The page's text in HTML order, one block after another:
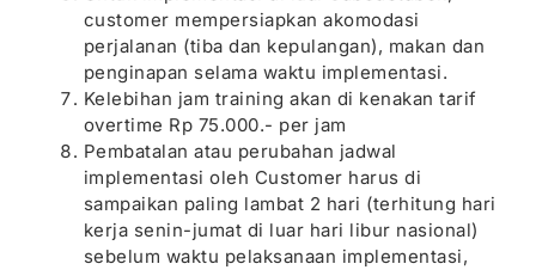
customer mempersiapkan akomodasi
perjalanan (tiba dan kepulangan), makan dan
penginapan selama waktu implementasi.
Kelebihan jam training akan di kenakan tarif
overtime Rp 75.000.- per jam
Pembatalan atau perubahan jadwal
implementasi oleh Customer harus di
sampaikan paling lambat 2 hari (terhitung hari
kerja senin-jumat di luar hari libur nasional)
sebelum waktu pelaksanaan implementasi,